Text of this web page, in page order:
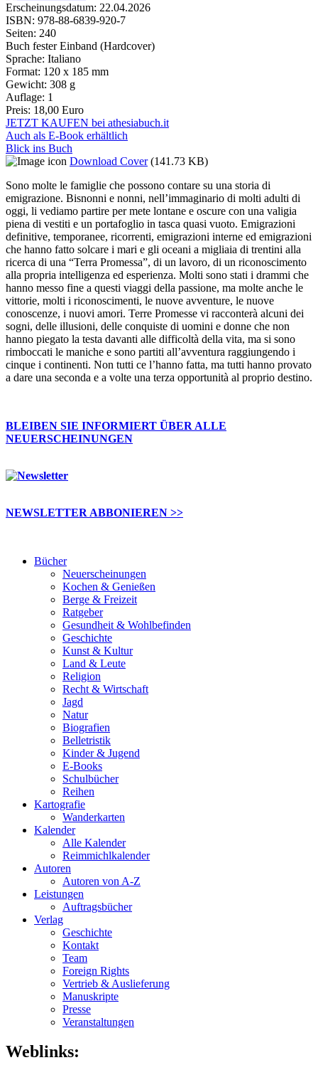
Erscheinungsdatum: 22.04.2026
ISBN: 978-88-6839-920-7
Seiten: 240
Buch fester Einband (Hardcover)
Sprache: Italiano
Format: 120 x 185 mm
Gewicht: 308 g
Auflage: 1
Preis: 18,00 Euro
JETZT KAUFEN bei athesiabuch.it
Auch als E-Book erhältlich
Blick ins Buch
Download Cover (141.73 KB)
Sono molte le famiglie che possono contare su una storia di
emigrazione. Bisnonni e nonni, nell’immaginario di molti adulti di
oggi, li vediamo partire per mete lontane e oscure con una valigia
piena di vestiti e un portafoglio in tasca quasi vuoto. Emigrazioni
definitive, temporanee, ricorrenti, emigrazioni interne ed emigrazioni
che hanno fatto solcare i mari e gli oceani a migliaia di trentini alla
ricerca di una “Terra Promessa”, di un lavoro, di un riconoscimento
alla propria intelligenza ed esperienza. Molti sono stati i drammi che
hanno messo fine a questi viaggi della passione, ma molte anche le
vittorie, molti i riconoscimenti, le nuove avventure, le nuove
conoscenze, i nuovi amori. Terre Promesse vi racconterà alcuni dei
sogni, delle illusioni, delle conquiste di uomini e donne che non
hanno piegato la testa davanti alle difficoltà della vita, ma si sono
rimboccati le maniche e sono partiti all’avventura raggiungendo i
cinque i continenti. Non tutti ce l’hanno fatta, ma tutti hanno provato
a dare una seconda e a volte una terza opportunità al proprio destino.
BLEIBEN SIE INFORMIERT ÜBER ALLE
NEUERSCHEINUNGEN
NEWSLETTER ABBONIEREN >>
Bücher
Neuerscheinungen
Kochen & Genießen
Berge & Freizeit
Ratgeber
Gesundheit & Wohlbefinden
Geschichte
Kunst & Kultur
Land & Leute
Religion
Recht & Wirtschaft
Jagd
Natur
Biografien
Belletristik
Kinder & Jugend
E-Books
Schulbücher
Reihen
Kartografie
Wanderkarten
Kalender
Alle Kalender
Reimmichlkalender
Autoren
Autoren von A-Z
Leistungen
Auftragsbücher
Verlag
Geschichte
Kontakt
Team
Foreign Rights
Vertrieb & Auslieferung
Manuskripte
Presse
Veranstaltungen
Weblinks: